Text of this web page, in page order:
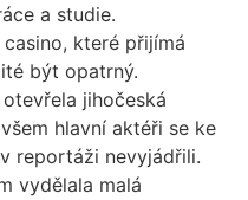
a studie.
které přijímá
být opatrný.
jihočeská
hlavní aktéři se ke
reportáži nevyjádřili.
vydělala malá